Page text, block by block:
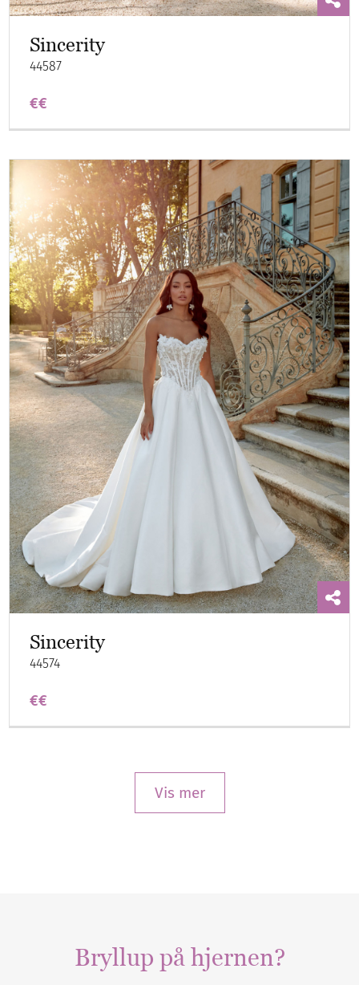
Sincerity
44587
€€
Sincerity
44574
€€
Vis mer
Bryllup på hjernen?